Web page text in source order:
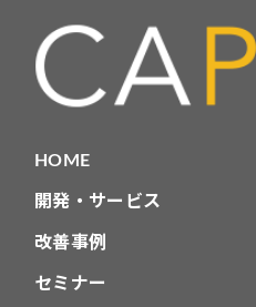
ー
シ
ンHOME
開発・サービス
改善事例
セミナー